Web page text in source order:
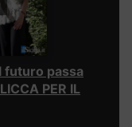
futuro passa
PER IL